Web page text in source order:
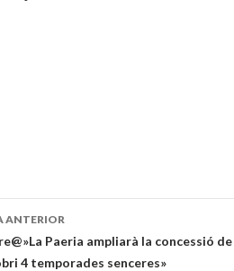
ANTERIOR
Paeria ampliarà la concessió
4 temporades senceres»